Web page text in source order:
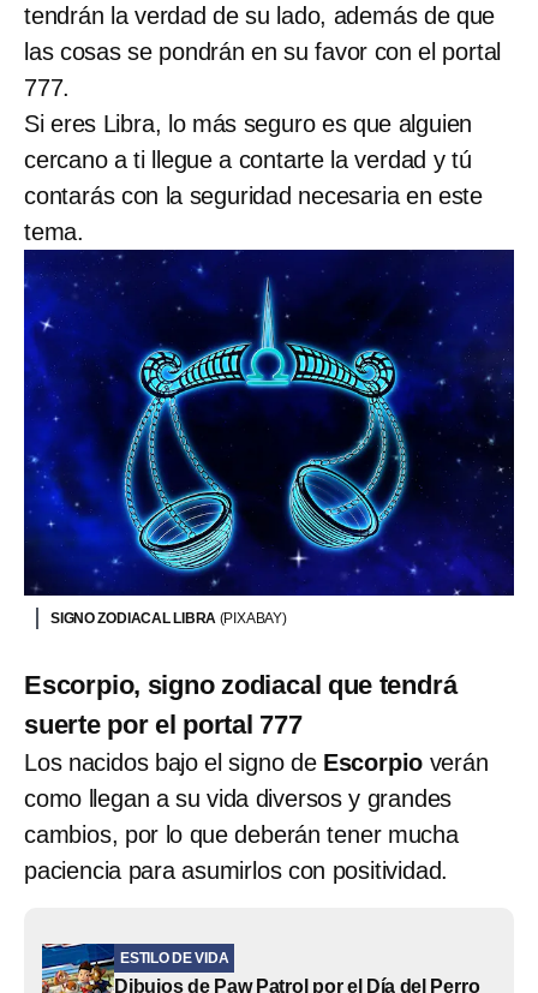
tendrán la verdad de su lado, además de que
las cosas se pondrán en su favor con el portal
777.
Si eres Libra, lo más seguro es que alguien
cercano a ti llegue a contarte la verdad y tú
contarás con la seguridad necesaria en este
tema.
SIGNO ZODIACAL LIBRA (PIXABAY)
Escorpio, signo zodiacal que tendrá
suerte por el portal 777
Los nacidos bajo el signo de Escorpio verán
como llegan a su vida diversos y grandes
cambios, por lo que deberán tener mucha
paciencia para asumirlos con positividad.
ESTILO DE VIDA
Dibujos de Paw Patrol por el Día del Perro